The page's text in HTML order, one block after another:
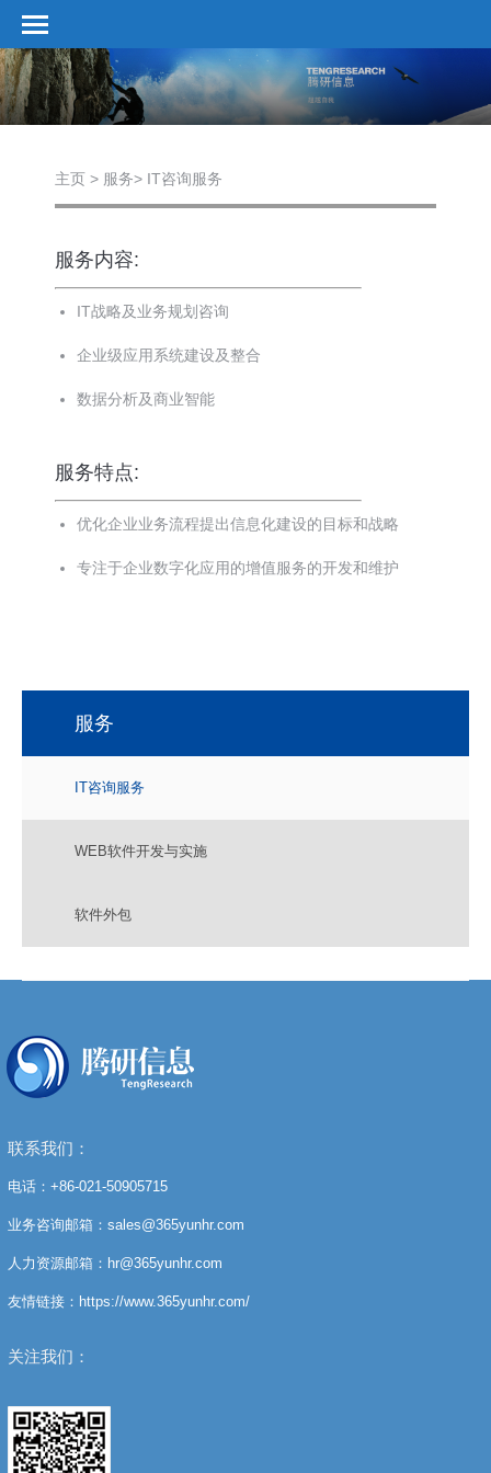
您在这里：
主页 > 服务> IT咨询服务
服务内容:
IT战略及业务规划咨询
企业级应用系统建设及整合
数据分析及商业智能
服务特点:
优化企业业务流程提出信息化建设的目标和战略
专注于企业数字化应用的增值服务的开发和维护
服务
IT咨询服务
WEB软件开发与实施
软件外包
联系我们：
电话：+86-021-50905715
业务咨询邮箱：sales@365yunhr.com
人力资源邮箱：hr@365yunhr.com
友情链接：https://www.365yunhr.com/
关注我们：